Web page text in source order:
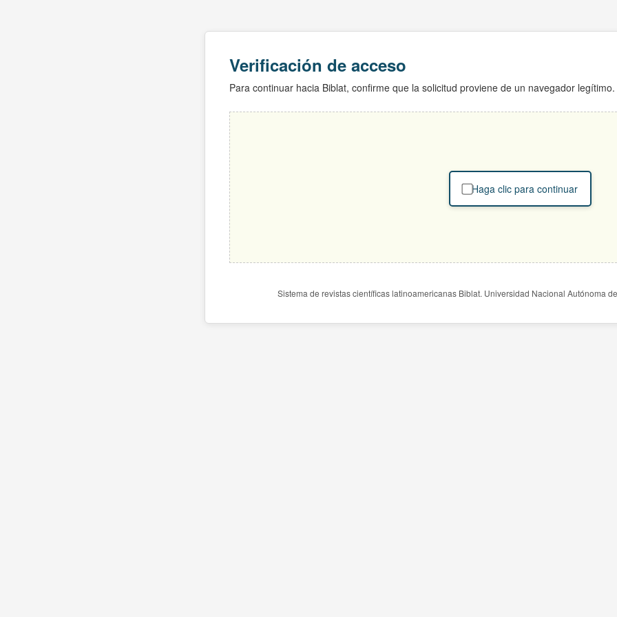
Verificación de acceso
Para continuar hacia Biblat, confirme que la solicitud proviene de un navegador legítimo.
Haga clic para continuar
Sistema de revistas científicas latinoamericanas Biblat. Universidad Nacional Autónoma